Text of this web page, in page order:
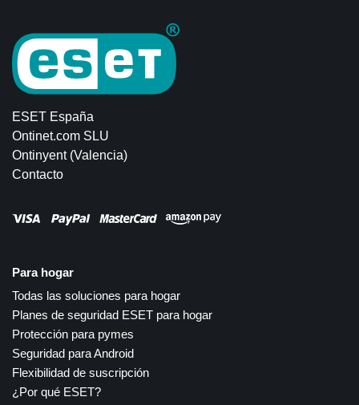
ESET España
Ontinet.com SLU
Ontinyent (Valencia)
Contacto
Para hogar
Todas las soluciones para hogar
Planes de seguridad ESET para hogar
Protección para pymes
Seguridad para Android
Flexibilidad de suscripción
¿Por qué ESET?